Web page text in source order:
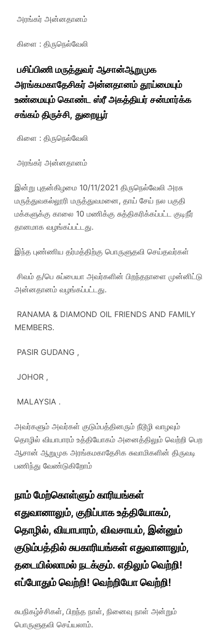
அரங்கர் அன்னதானம்
கிளை : திருநெல்வேலி
பசிப்பிணி மருத்துவர் ஆசான்ஆறுமுக
அரங்கமகாதேசிகர் அன்னதானம் தூய்மையும்
உண்மையும் கொண்ட ஸ்ரீ அகத்தியர் சன்மார்க்க
சங்கம் திருச்சி, துறையூர்
கிளை : திருநெல்வேலி
அரங்கர் அன்னதானம்
இன்று புதன்கிழமை 10/11/2021 திருநெல்வேலி அரசு
மருத்துவகல்லூரி மருத்துவமனை, தாய் சேய் நல பகுதி
மக்களுக்கு காலை 10 மணிக்கு சுத்திகரிக்கப்பட்ட குடிநீர்
தானமாக வழங்கப்பட்டது.
இந்த புண்ணிய தர்மத்திற்கு பொருளுதவி செய்தவர்கள்
சிவம் த/பெ சுப்பையா அவர்களின் பிறந்தநாளை முன்னிட்டு
அன்னதானம் வழங்கப்பட்டது.
RANAMA & DIAMOND OIL FRIENDS AND FAMILY
MEMBERS.
PASIR GUDANG ,
JOHOR ,
MALAYSIA .
அவர்களும் அவர்கள் குடும்பத்தினரும் நீடூழி வாழவும்
தொழில் வியாபாரம் உத்தியோகம் அனைத்திலும் வெற்றி பெற
ஆசான் ஆறுமுக அரங்கமகாதேசிக சுவாமிகளின் திருவடி
பணிந்து வேண்டுகிறோம்
நாம் மேற்கொள்ளும் காரியங்கள்
எதுவானாலும், குறிப்பாக உத்தியோகம்,
தொழில், வியாபாரம், விவசாயம், இன்னும்
குடும்பத்தில் சுபகாரியங்கள் எதுவானாலும்,
தடையில்லாமல் நடக்கும். எதிலும் வெற்றி!
எப்போதும் வெற்றி! வெற்றியோ வெற்றி!
சுபநிகழ்ச்சிகள், பிறந்த நாள், நினைவு நாள் அன்றும்
பொருளுதவி செய்யலாம்.